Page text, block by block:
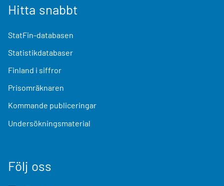
Hitta snabbt
StatFin-databasen
Statistikdatabaser
Finland i siffror
Prisomräknaren
Kommande publiceringar
Undersökningsmaterial
Följ oss